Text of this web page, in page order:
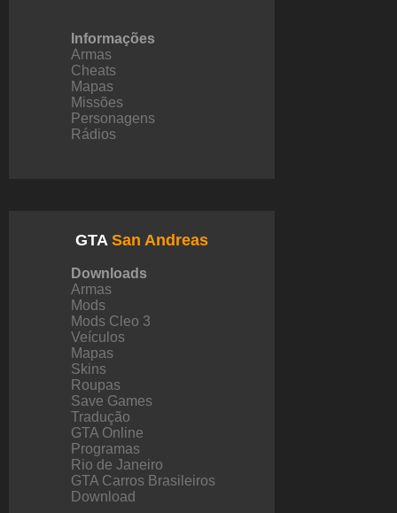
Informações
Armas
Cheats
Mapas
Missões
Personagens
Rádios
GTA San Andreas
Downloads
Armas
Mods
Mods Cleo 3
Veículos
Mapas
Skins
Roupas
Save Games
Tradução
GTA Online
Programas
Rio de Janeiro
GTA Carros Brasileiros
Download